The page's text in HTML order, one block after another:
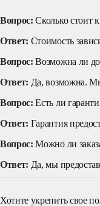
Вопрос: Сколько стоит
Ответ: Стоимость
Вопрос: Возможна ли
Ответ: Да, возможна.
Вопрос: Есть ли
Ответ: Гарантия
Вопрос: Можно ли
Ответ: Да, мы
Хотите укрепить свое